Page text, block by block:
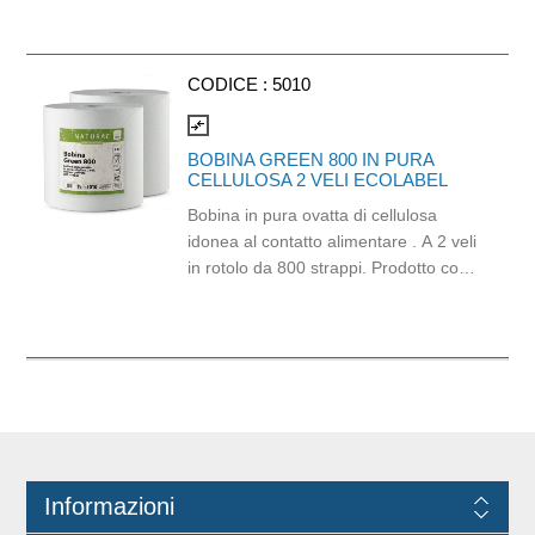
CODICE : 5010
compare_arrows
BOBINA GREEN 800 IN PURA
CELLULOSA 2 VELI ECOLABEL
Bobina in pura ovatta di cellulosa
idonea al contatto alimentare . A 2 veli
in rotolo da 800 strappi. Prodotto con
Informazioni